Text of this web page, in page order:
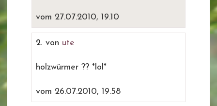
vom 27.07.2010, 19.10
2. von ute
holzwürmer ?? *lol*
vom 26.07.2010, 19.58